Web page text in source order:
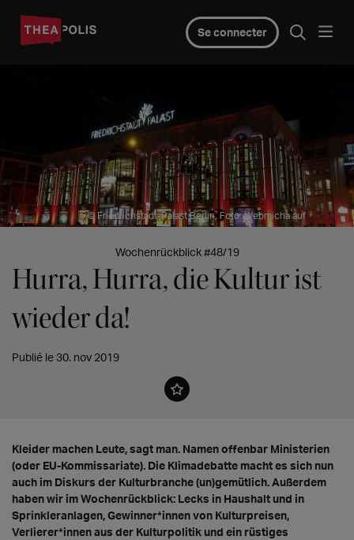
Se connecter
© Friedrichstadt-Palast Berlin, Foto: Webmicha auf Pixabay
Wochenrückblick #48/19
Hurra, Hurra, die Kultur ist
wieder da!
Publié le 30. nov 2019
Kleider machen Leute, sagt man. Namen offenbar Ministerien
(oder EU-Kommissariate). Die Klimadebatte macht es sich nun
auch im Diskurs der Kulturbranche (un)gemütlich. Außerdem
haben wir im Wochenrückblick: Lecks in Haushalt und in
Sprinkleranlagen, Gewinner*innen von Kulturpreisen,
Verlierer*innen aus der Kulturpolitik und ein rüstiges